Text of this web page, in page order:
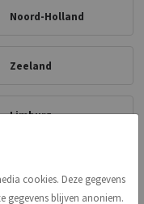
Noord-Holland
Zeeland
Limburg
cookies. Deze gegevens
gegevens blijven anoniem.